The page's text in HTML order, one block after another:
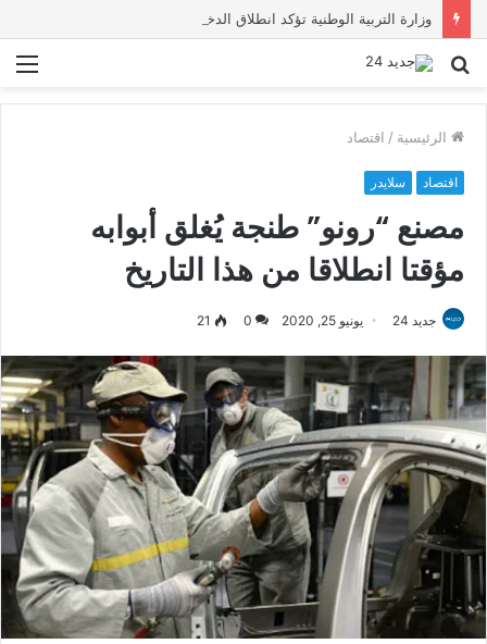
بحث
الرئيسية / اقتصاد
اقتصاد سلايدر
مصنع “رونو” طنجة يُغلق أبوابه
مؤقتا انطلاقا من هذا التاريخ
جديد 24 يونيو 25, 2020 0
21